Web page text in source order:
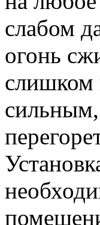
слабом
огонь
слишком
сильным,